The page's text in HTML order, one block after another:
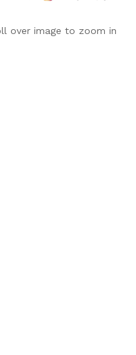
over image to zoom in